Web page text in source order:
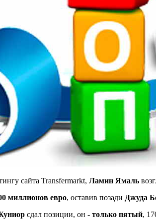
сайта Transfermarkt, Ламин Ямаль
миллионов евро, оставив позади Джуда
сдал позиции, он - только пятый,